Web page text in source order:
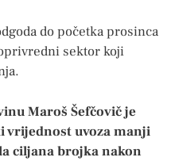
do početka prosinca
sektor koji
Maroš Šefčovič je
vrijednost uvoza manji
ciljana brojka nakon